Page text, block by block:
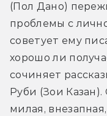
(Пол Дано)
проблемы с
советует ему
хорошо ли
сочиняет
Руби (Зои
милая,